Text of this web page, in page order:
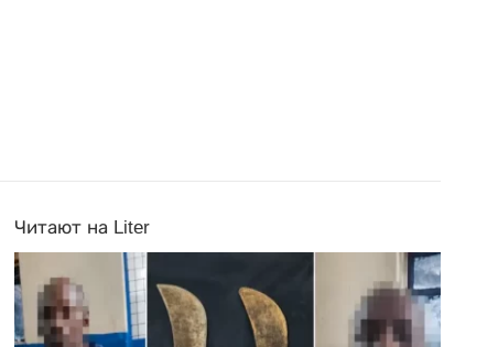
Читают на Liter